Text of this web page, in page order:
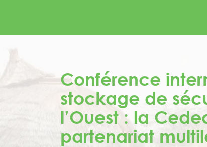
Conférence
stockage de
l’Ouest : la
partenariat